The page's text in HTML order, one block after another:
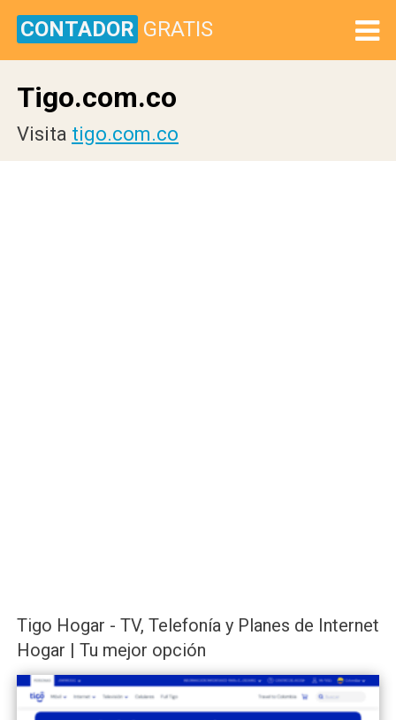
CONTADOR GRATIS
Tigo.com.co
Visita tigo.com.co
Tigo Hogar - TV, Telefonía y Planes de Internet
Hogar | Tu mejor opción